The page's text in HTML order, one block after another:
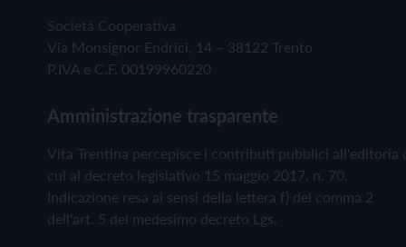
Società Cooperativa
Via Monsignor Endrici, 14 – 38122 Trento
P.IVA e C.F. 00199960220
Amministrazione trasparente
Vita Trentina percepisce i contributi pubblici all'editoria
cui al decreto legislativo 15 maggio 2017, n. 70.
Indicazione resa ai sensi della lettera f) del comma 2
dell'art. 5 del medesimo decreto Lgs.